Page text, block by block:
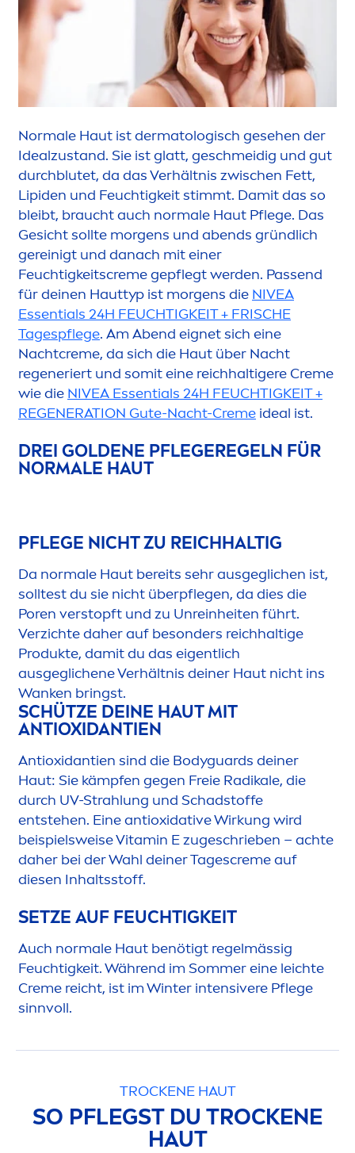
Normale Haut ist dermatologisch gesehen der
Idealzustand. Sie ist glatt, geschmeidig und gut
durchblutet, da das Verhältnis zwischen Fett,
Lipiden und Feuchtigkeit stimmt. Damit das so
bleibt, braucht auch normale Haut Pflege. Das
Gesicht sollte morgens und abends gründlich
gereinigt und danach mit einer
Feuchtigkeitscremegepflegt werden. Passend
für deinen Hauttyp ist morgens die NIVEA
Essentials 24H FEUCHTIGKEIT + FRISCHE
Tagespflege. Am Abend eignet sich eine
Nachtcreme, da sich die Haut über Nacht
regeneriert und somit eine reichhaltigere Creme
wie die NIVEA Essentials 24H FEUCHTIGKEIT +
REGENERATION Gute-Nacht-Creme ideal ist.
DREI GOLDENE PFLEGEREGELN FÜR
NORMALE HAUT
PFLEGE NICHT ZU REICHHALTIG
Da normale Haut bereits sehr ausgeglichen ist,
solltest du sie nicht überpflegen, da dies die
Poren verstopft und zu Unreinheiten führt.
Verzichte daher auf besonders reichhaltige
Produkte, damit du das eigentlich
ausgeglichene Verhältnis deiner Haut nicht ins
Wanken bringst.
SCHÜTZE DEINE HAUT MIT
ANTIOXIDANTIEN
Antioxidantien sind die Bodyguards deiner
Haut: Sie kämpfen gegen Freie Radikale, die
durch UV-Strahlung und Schadstoffe
entstehen. Eine antioxidative Wirkung wird
beispielsweiseVitamin E zugeschrieben – achte
daher bei der Wahl deiner Tagescremeauf
diesen Inhaltsstoff.
SETZE AUF FEUCHTIGKEIT
Auch normale Haut benötigt regelmässig
Feuchtigkeit. Während im Sommer eine leichte
Creme reicht, ist im Winter intensivere Pflege
sinnvoll.
TROCKENE HAUT
SO PFLEGST DU TROCKENE
HAUT